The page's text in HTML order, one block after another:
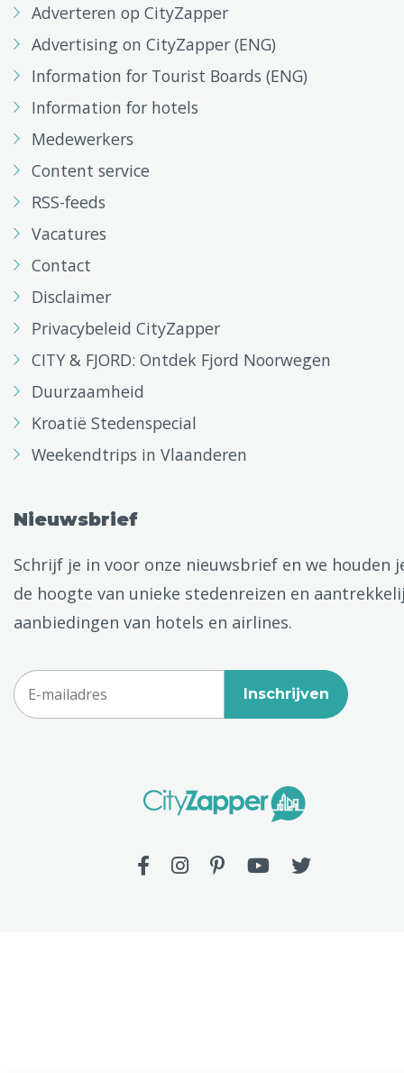
Adverteren op CityZapper
Advertising on CityZapper (ENG)
Information for Tourist Boards (ENG)
Information for hotels
Medewerkers
Content service
RSS-feeds
Vacatures
Contact
Disclaimer
Privacybeleid CityZapper
CITY & FJORD: Ontdek Fjord Noorwegen
Duurzaamheid
Kroatië Stedenspecial
Weekendtrips in Vlaanderen
Nieuwsbrief
Schrijf je in voor onze nieuwsbrief en we houden
de hoogte van unieke stedenreizen en
aanbiedingen van hotels en airlines.
Inschrijven